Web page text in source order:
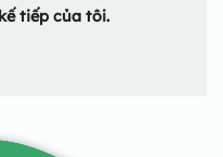
tiếp của tôi.